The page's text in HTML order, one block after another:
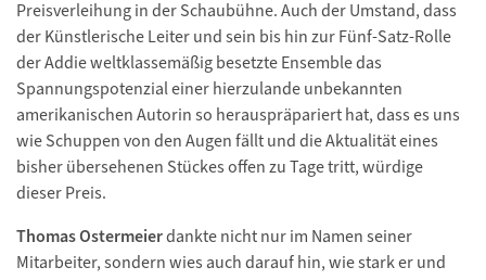
Preisverleihung in der Schaubühne. Auch der Umstand, dass
der Künstlerische Leiter und sein bis hin zur Fünf-Satz-Rolle
der Addie weltklassemäßig besetzte Ensemble das
Spannungspotenzial einer hierzulande unbekannten
amerikanischen Autorin so herauspräpariert hat, dass es uns
wie Schuppen von den Augen fällt und die Aktualität eines
bisher übersehenen Stückes offen zu Tage tritt, würdige
dieser Preis.
Thomas Ostermeierdankte nicht nur im Namen seiner
Mitarbeiter, sondern wies auch darauf hin, wie stark er und